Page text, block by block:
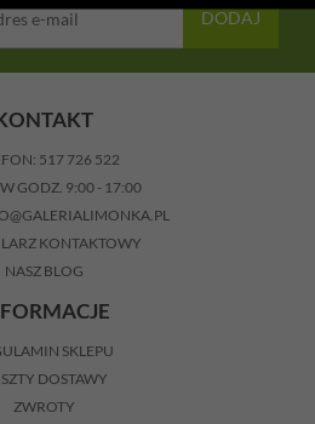
DODAJ
517 726 522
W GODZ. 9:00 - 17:00
KONTAKTOWY
NASZ BLOG
SKLEPU
DOSTAWY
ZWROTY